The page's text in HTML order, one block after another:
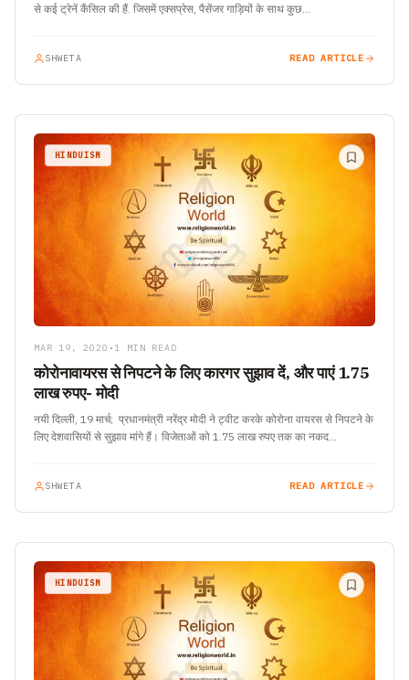
से कई ट्रेनें कैंसिल की हैं. जिसमें एक्सप्रेस, पैसेंजर गाड़ियों के साथ कुछ…
SHWETA READ ARTICLE
HINDUISM
MAR 19, 2020 • 1 MIN READ
कोरोनावायरस से निपटने के लिए कारगर सुझाव दें, और पाएं 1.75
लाख रुपए- मोदी
नयी दिल्ली, 19 मार्च; प्रधानमंत्री नरेंद्र मोदी ने ट्वीट करके कोरोना वायरस से निपटने के
लिए देशवासियों से सुझाव मांगे हैं। विजेताओं को 1.75 लाख रुपए तक का नकद…
SHWETA READ ARTICLE
HINDUISM